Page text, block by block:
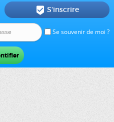
Se souvenir de moi ?
 S'inscrire